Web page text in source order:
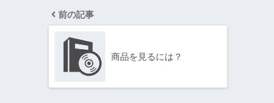
前の記事
商品を見るには？